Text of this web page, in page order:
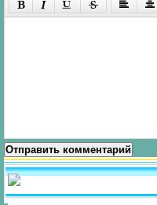
Отправить комментарий